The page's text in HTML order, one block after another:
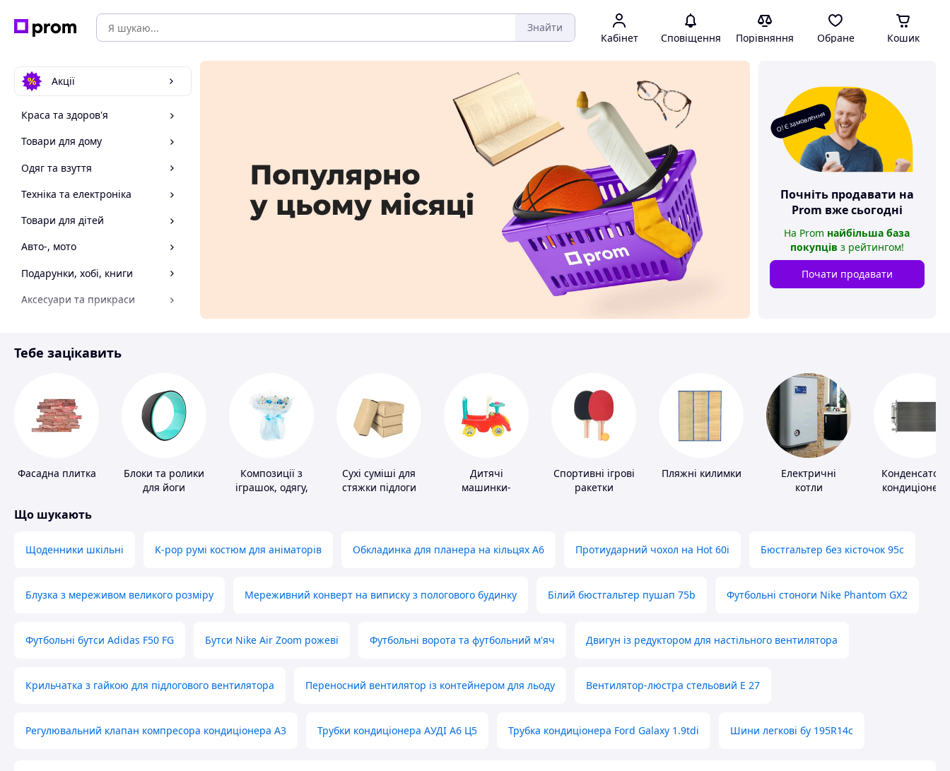
Знайти
Кабінет Сповіщення Порівняння Обране Кошик
Акції
Краса та здоров'я
Товари для дому
Одяг та взуття
Техніка та електроніка
Товари для дітей
Авто-, мото
Подарунки, хобі, книги
Аксесуари та прикраси
Спорт і відпочинок
О! Є замовлення
Почніть продавати на
Prom вже сьогодні
На Prom найбільша база
покупців з рейтингом!
Почати продавати
Тебе зацікавить
Фасадна плитка
Блоки та ролики
для йоги
Композиції з
іграшок, одягу,
Сухі суміші для
стяжки підлоги
Дитячі
машинки-
Спортивні ігрові
ракетки
Пляжні килимки
Електричні
котли
кондиціонера
Що шукають
Щоденники шкільні K-pop румі костюм для аніматорів Обкладинка для планера на кільцях А6 Протиударний чохол на Hot 60i Бюстгальтер без кісточок 95с
Блузка з мереживом великого розміру Мереживний конверт на виписку з пологового будинку Білий бюстгальтер пушап 75b Футбольні стоноги Nike Phantom GX2
Футбольні бутси Adidas F50 FG Бутси Nike Air Zoom рожеві Футбольні ворота та футбольний м'яч Двигун із редуктором для настільного вентилятора
Крильчатка з гайкою для підлогового вентилятора Переносний вентилятор із контейнером для льоду Вентилятор-люстра стельовий E 27
Регулювальний клапан компресора кондиціонера А3 Трубки кондиціонера АУДІ А6 Ц5 Трубка кондиціонера Ford Galaxy 1.9tdi Шини легкові бу 195R14c